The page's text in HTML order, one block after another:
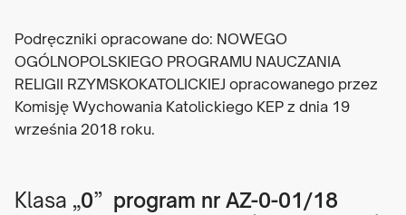
Podręczniki opracowane do: NOWEGO
OGÓLNOPOLSKIEGO PROGRAMU NAUCZANIA
RELIGII RZYMSKOKATOLICKIEJ opracowanego przez
Komisję Wychowania Katolickiego KEP z dnia 19
września 2018 roku.
Klasa „0” program nr AZ-0-01/18